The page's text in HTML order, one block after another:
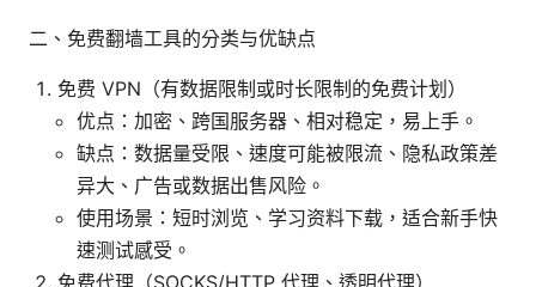
二、免费翻墙工具的分类与优缺点
免费 VPN（有数据限制或时长限制的免费计划）
优点：加密、跨国服务器、相对稳定，易上手。
缺点：数据量受限、速度可能被限流、隐私政策差
异大、广告或数据出售风险。
使用场景：短时浏览、学习资料下载，适合新手快
速测试感受。
免费代理（SOCKS/HTTP 代理、透明代理）